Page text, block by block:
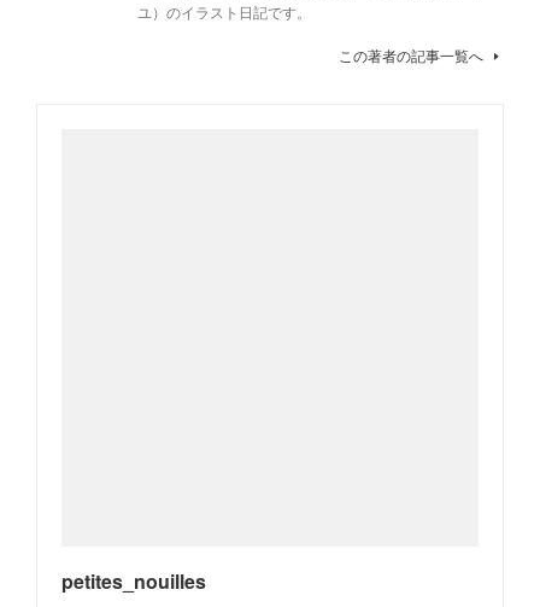
ユ）のイラスト日記です。
この著者の記事一覧へ
petites_nouilles